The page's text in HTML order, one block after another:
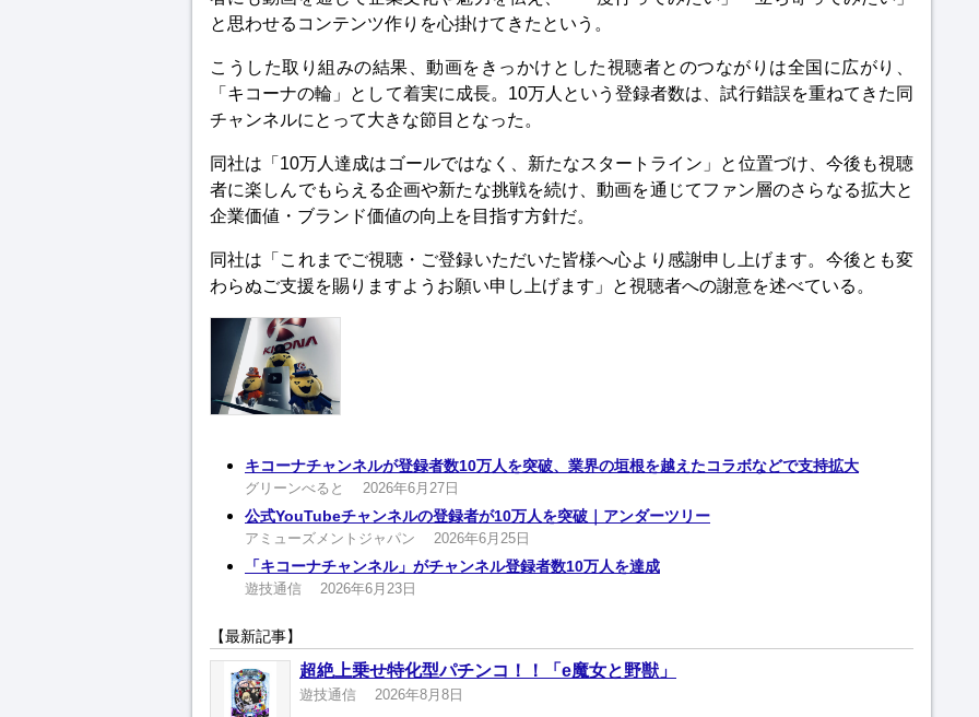
と思わせるコンテンツ作りを心掛けてきたという。
こうした取り組みの結果、動画をきっかけとした視聴者とのつながりは全国に広がり、
「キコーナの輪」として着実に成長。10万人という登録者数は、試行錯誤を重ねてきた同
チャンネルにとって大きな節目となった。
同社は「10万人達成はゴールではなく、新たなスタートライン」と位置づけ、今後も視聴
者に楽しんでもらえる企画や新たな挑戦を続け、動画を通じてファン層のさらなる拡大と
企業価値・ブランド価値の向上を目指す方針だ。
同社は「これまでご視聴・ご登録いただいた皆様へ心より感謝申し上げます。今後とも変
わらぬご支援を賜りますようお願い申し上げます」と視聴者への謝意を述べている。
キコーナチャンネルが登録者数10万人を突破、業界の垣根を越えたコラボなどで支持拡大
グリーンべると 2026年6月27日
公式YouTubeチャンネルの登録者が10万人を突破｜アンダーツリー
アミューズメントジャパン 2026年6月25日
「キコーナチャンネル」がチャンネル登録者数10万人を達成
遊技通信 2026年6月23日
【最新記事】
超絶上乗せ特化型パチンコ！！「e魔女と野獣」
遊技通信 2026年8月8日